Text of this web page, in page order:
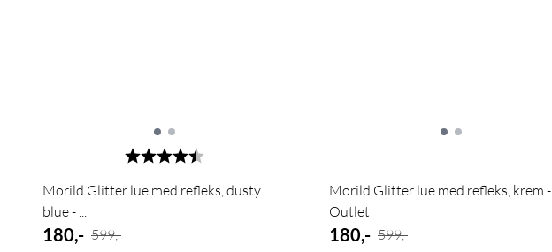
Karakter:
Morild Glitter lue med refleks, dusty
blue - ...
180,- 599,-
Morild Glitter lue med refleks, krem -
Outlet
180,- 599,-